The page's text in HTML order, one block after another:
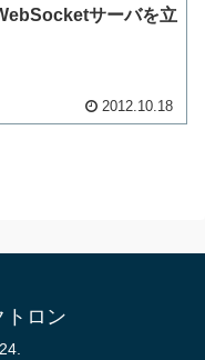
サーバを立
2012.10.18
トロン